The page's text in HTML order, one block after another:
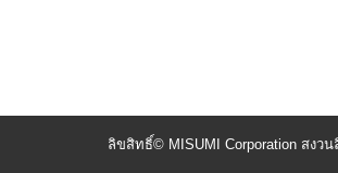
ลิขสิทธิ์© MISUMI Corporation สงว